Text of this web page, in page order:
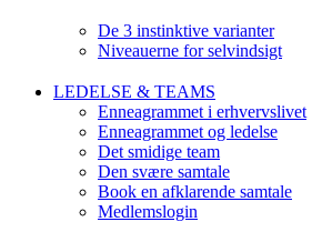
De 3 instinktive varianter
Niveauerne for selvindsigt
LEDELSE & TEAMS
Enneagrammet i erhvervslivet
Enneagrammet og ledelse
Det smidige team
Den svære samtale
Book en afklarende samtale
Medlemslogin